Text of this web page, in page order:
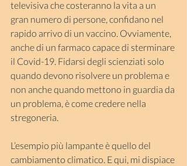
televisiva che costeranno la vita a un
gran numero di persone, confidano nel
rapido arrivo di un vaccino. Ovviamente,
anche di un farmaco capace di sterminare
il Covid-19. Fidarsi degli scienziati solo
quando devono risolvere un problema e
non anche quando mettono in guardia da
un problema, è come credere nella
stregoneria.
L’esempio più lampante è quello del
cambiamento climatico. E qui, mi dispiace